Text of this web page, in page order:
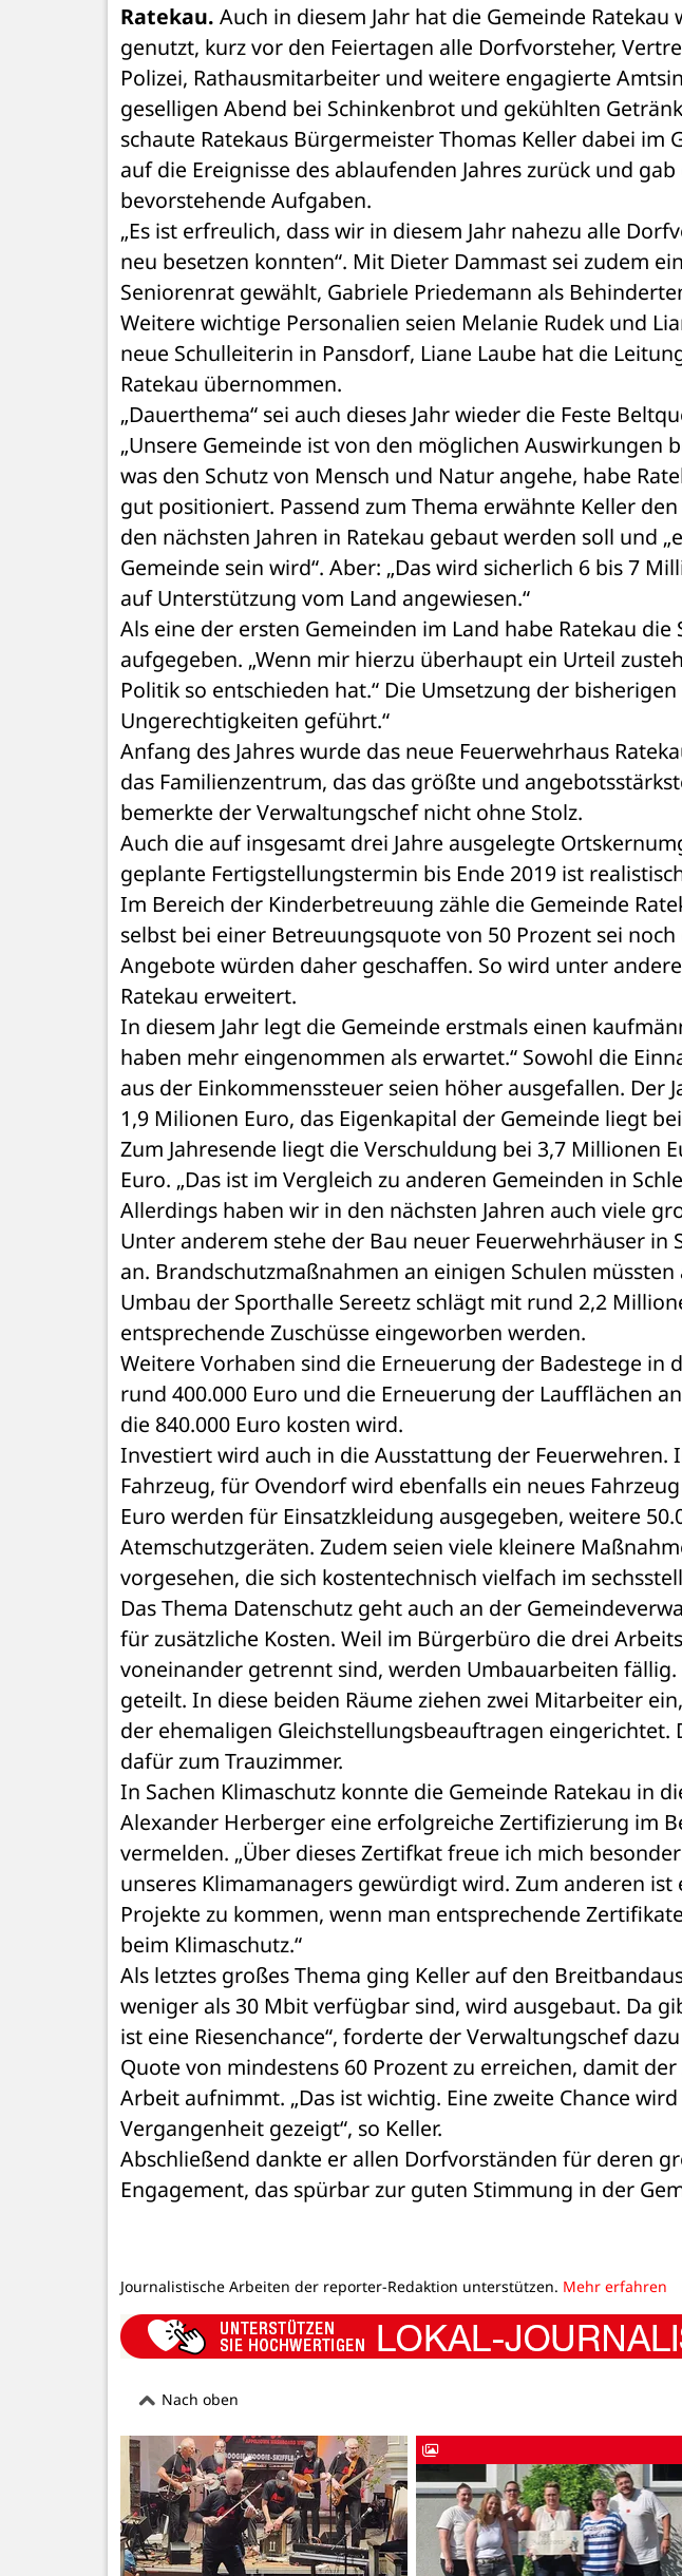
Ratekau. Auch in diesem Jahr hat die Gemeinde
genutzt, kurz vor den Feiertagen alle Dorfvorsteher,
Polizei, Rathausmitarbeiter und weitere engagierte
geselligen Abend bei Schinkenbrot und gekühlten
schaute Ratekaus Bürgermeister Thomas Keller dabei im
auf die Ereignisse des ablaufenden Jahres zurück und
bevorstehende Aufgaben.
„Es ist erfreulich, dass wir in diesem Jahr nahezu alle
neu besetzen konnten“. Mit Dieter Dammast sei zudem
Seniorenrat gewählt, Gabriele Priedemann als
Weitere wichtige Personalien seien Melanie Rudek und
neue Schulleiterin in Pansdorf, Liane Laube hat die
Ratekau übernommen.
„Dauerthema“ sei auch dieses Jahr wieder die Feste
„Unsere Gemeinde ist von den möglichen Auswirkungen
was den Schutz von Mensch und Natur angehe, habe
gut positioniert. Passend zum Thema erwähnte Keller
den nächsten Jahren in Ratekau gebaut werden soll und
Gemeinde sein wird“. Aber: „Das wird sicherlich 6 bis 7
auf Unterstützung vom Land angewiesen.“
Als eine der ersten Gemeinden im Land habe Ratekau
aufgegeben. „Wenn mir hierzu überhaupt ein Urteil
Politik so entschieden hat.“ Die Umsetzung der
Ungerechtigkeiten geführt.“
Anfang des Jahres wurde das neue Feuerwehrhaus
das Familienzentrum, das das größte und
bemerkte der Verwaltungschef nicht ohne Stolz.
Auch die auf insgesamt drei Jahre ausgelegte
geplante Fertigstellungstermin bis Ende 2019 ist
Im Bereich der Kinderbetreuung zähle die Gemeinde
selbst bei einer Betreuungsquote von 50 Prozent sei
Angebote würden daher geschaffen. So wird unter
Ratekau erweitert.
In diesem Jahr legt die Gemeinde erstmals einen
haben mehr eingenommen als erwartet.“ Sowohl die
aus der Einkommenssteuer seien höher ausgefallen. Der
1,9 Milionen Euro, das Eigenkapital der Gemeinde liegt
Zum Jahresende liegt die Verschuldung bei 3,7 Millionen
Euro. „Das ist im Vergleich zu anderen Gemeinden in
Allerdings haben wir in den nächsten Jahren auch viele
Unter anderem stehe der Bau neuer Feuerwehrhäuser
an. Brandschutzmaßnahmen an einigen Schulen
Umbau der Sporthalle Sereetz schlägt mit rund 2,2
entsprechende Zuschüsse eingeworben werden.
Weitere Vorhaben sind die Erneuerung der Badestege in
rund 400.000 Euro und die Erneuerung der Laufflächen
die 840.000 Euro kosten wird.
Investiert wird auch in die Ausstattung der Feuerwehren.
Fahrzeug, für Ovendorf wird ebenfalls ein neues
Euro werden für Einsatzkleidung ausgegeben, weitere
Atemschutzgeräten. Zudem seien viele kleinere
vorgesehen, die sich kostentechnisch vielfach im
Das Thema Datenschutz geht auch an der
für zusätzliche Kosten. Weil im Bürgerbüro die drei
voneinander getrennt sind, werden Umbauarbeiten
geteilt. In diese beiden Räume ziehen zwei Mitarbeiter
der ehemaligen Gleichstellungsbeauftragen eingerichtet.
dafür zum Trauzimmer.
In Sachen Klimaschutz konnte die Gemeinde Ratekau in
Alexander Herberger eine erfolgreiche Zertifizierung im
vermelden. „Über dieses Zertifkat freue ich mich
unseres Klimamanagers gewürdigt wird. Zum anderen
Projekte zu kommen, wenn man entsprechende
beim Klimaschutz.“
Als letztes großes Thema ging Keller auf den
weniger als 30 Mbit verfügbar sind, wird ausgebaut. Da
ist eine Riesenchance“, forderte der Verwaltungschef
Quote von mindestens 60 Prozent zu erreichen, damit
Arbeit aufnimmt. „Das ist wichtig. Eine zweite Chance
Vergangenheit gezeigt“, so Keller.
Abschließend dankte er allen Dorfvorständen für deren
Engagement, das spürbar zur guten Stimmung in der
Journalistische Arbeiten der reporter-Redaktion unterstützen. Mehr erfahren
Nach oben